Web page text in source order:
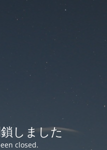
しました
closed.